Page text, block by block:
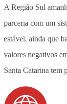
A Região Sul
parceria com um
estável, ainda que
valores negativos
Santa Catarina tem